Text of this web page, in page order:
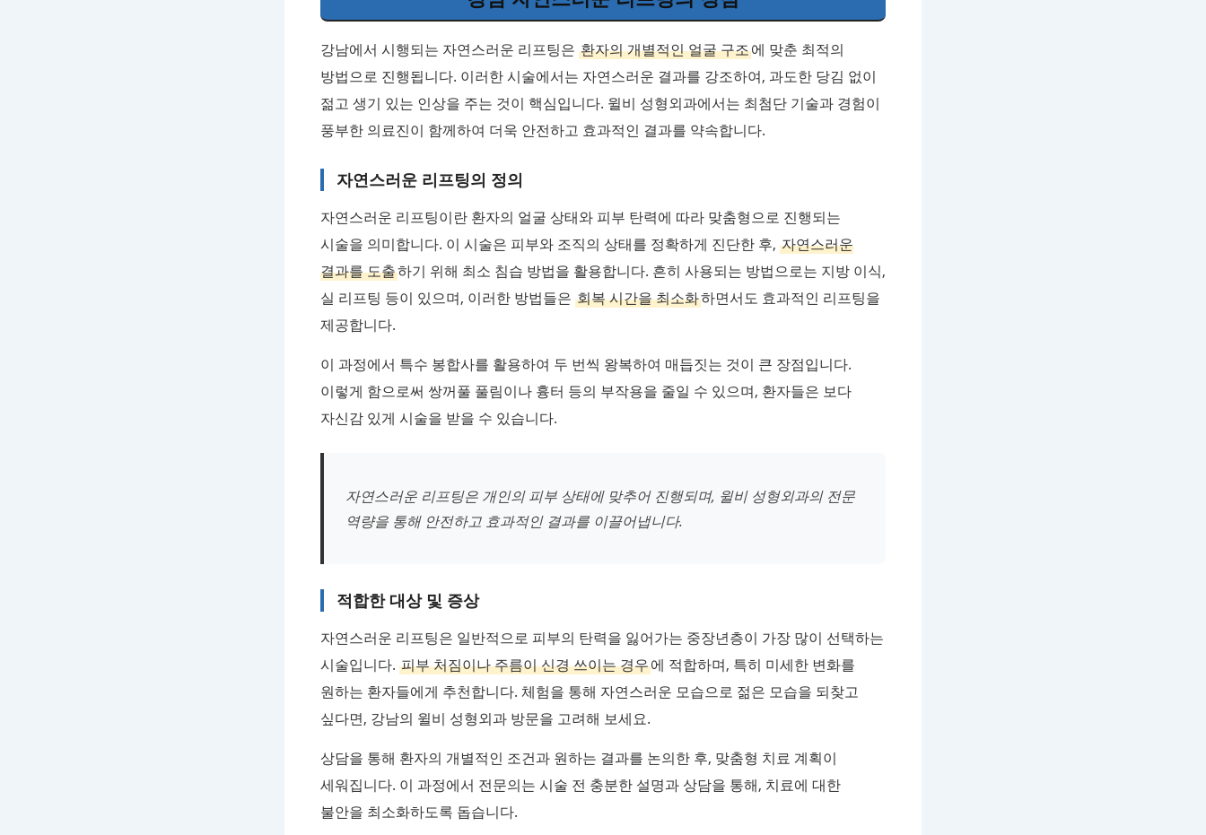
강남에서 시행되는 자연스러운 리프팅은 환자의 개별적인 얼굴 구조에 맞춘 최적의
방법으로 진행됩니다. 이러한 시술에서는 자연스러운 결과를 강조하여, 과도한 당김 없이
젊고 생기 있는 인상을 주는 것이 핵심입니다. 윌비 성형외과에서는 최첨단 기술과 경험이
풍부한 의료진이 함께하여 더욱 안전하고 효과적인 결과를 약속합니다.
자연스러운 리프팅의 정의
자연스러운 리프팅이란 환자의 얼굴 상태와 피부 탄력에 따라 맞춤형으로 진행되는
시술을 의미합니다. 이 시술은 피부와 조직의 상태를 정확하게 진단한 후, 자연스러운
결과를 도출하기 위해 최소 침습 방법을 활용합니다. 흔히 사용되는 방법으로는 지방 이식,
실 리프팅 등이 있으며, 이러한 방법들은 회복 시간을 최소화하면서도 효과적인 리프팅을
제공합니다.
이 과정에서 특수 봉합사를 활용하여 두 번씩 왕복하여 매듭짓는 것이 큰 장점입니다.
이렇게 함으로써 쌍꺼풀 풀림이나 흉터 등의 부작용을 줄일 수 있으며, 환자들은 보다
자신감 있게 시술을 받을 수 있습니다.
자연스러운 리프팅은 개인의 피부 상태에 맞추어 진행되며, 윌비 성형외과의 전문
역량을 통해 안전하고 효과적인 결과를 이끌어냅니다.
적합한 대상 및 증상
자연스러운 리프팅은 일반적으로 피부의 탄력을 잃어가는 중장년층이 가장 많이 선택하는
시술입니다. 피부 처짐이나 주름이 신경 쓰이는 경우에 적합하며, 특히 미세한 변화를
원하는 환자들에게 추천합니다. 체험을 통해 자연스러운 모습으로 젊은 모습을 되찾고
싶다면, 강남의 윌비 성형외과 방문을 고려해 보세요.
상담을 통해 환자의 개별적인 조건과 원하는 결과를 논의한 후, 맞춤형 치료 계획이
세워집니다. 이 과정에서 전문의는 시술 전 충분한 설명과 상담을 통해, 치료에 대한
불안을 최소화하도록 돕습니다.